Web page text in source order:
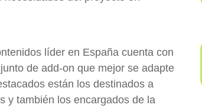
líder en España cuenta con
de add-on que mejor se adapte
están los destinados a
y también los encargados de la